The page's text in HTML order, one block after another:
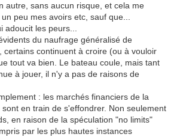
autre, sans aucun risque, et cela me
peu mes avoirs etc, sauf que...
les peurs...
du naufrage généralisé de
certains continuent à croire (ou à vouloir
tout va bien. Le bateau coule, mais tant
à jouer, il n'y a pas de raisons de
: les marchés financiers de la
en train de s'effondrer. Non seulement
en raison de la spéculation "no limits"
par les plus hautes instances